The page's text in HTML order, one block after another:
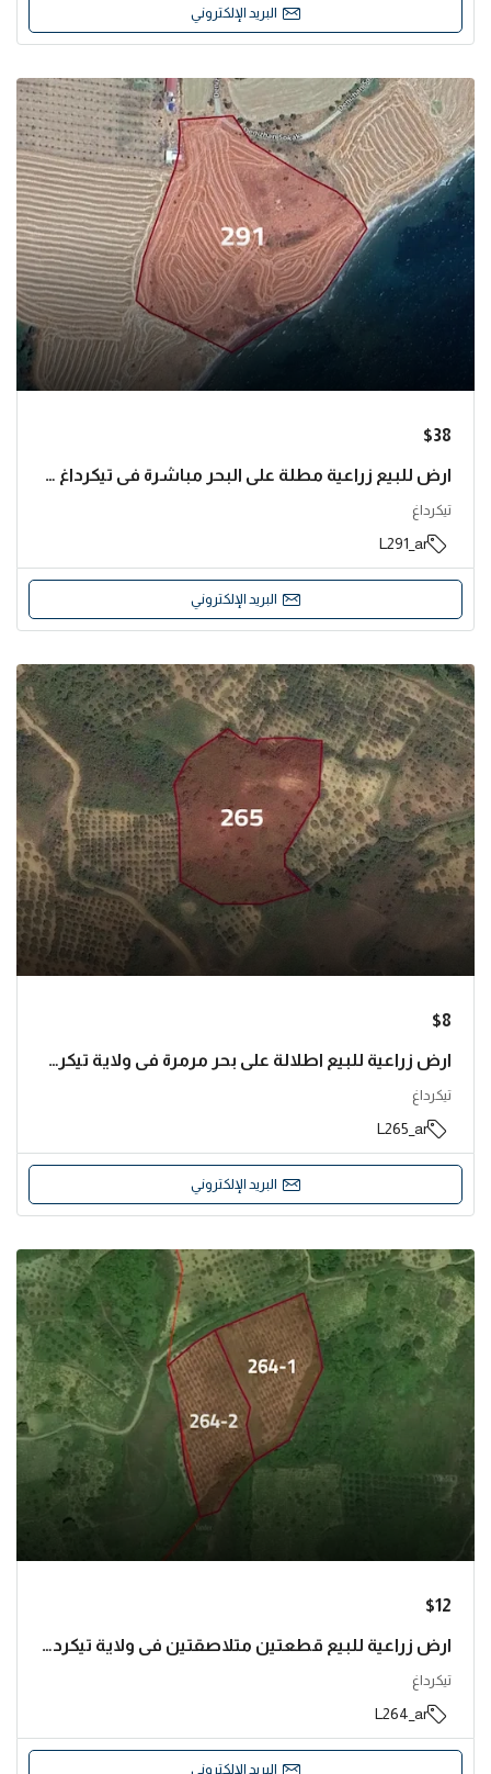
البريد الإلكتروني
$38
ارض للبيع زراعية مطلة على البحر مباشرة في تيكرداغ تركيا | L291
تيكرداغ
L291_ar
البريد الإلكتروني
$8
ارض زراعية للبيع اطلالة على بحر مرمرة في ولاية تيكرداغ وتحديدا شاركوي | L265
تيكرداغ
L265_ar
البريد الإلكتروني
$12
ارض زراعية للبيع قطعتين متلاصقتين في ولاية تيكرداغ وتحديدا شاركوي | L264
تيكرداغ
L264_ar
البريد الإلكتروني